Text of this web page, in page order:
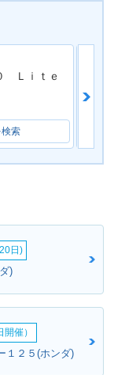
Ｌｉｔｅ
索
日)
)
催）
１２５(ホンダ)